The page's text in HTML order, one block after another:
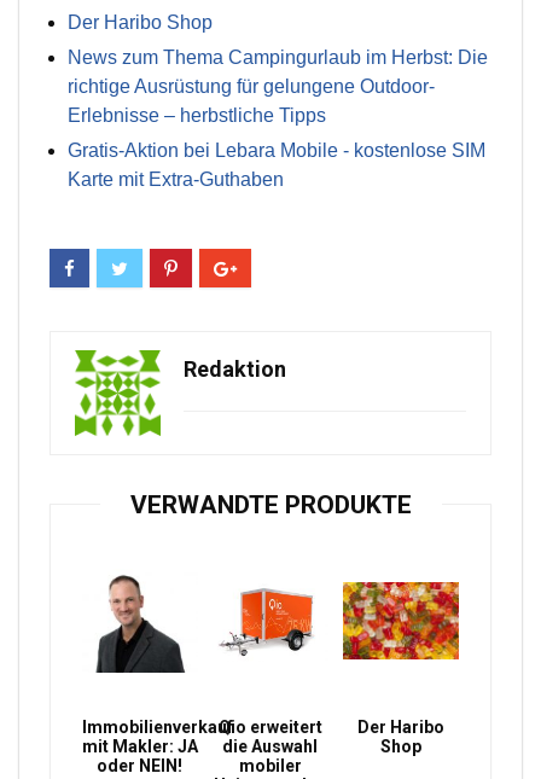
Der Haribo Shop
News zum Thema Campingurlaub im Herbst: Die
richtige Ausrüstung für gelungene Outdoor-
Erlebnisse – herbstliche Tipps
Gratis-Aktion bei Lebara Mobile - kostenlose SIM
Karte mit Extra-Guthaben
Redaktion
VERWANDTE PRODUKTE
Immobilienverkauf
mit Makler: JA
oder NEIN!
Qio erweitert
die Auswahl
mobiler
Der Haribo
Shop